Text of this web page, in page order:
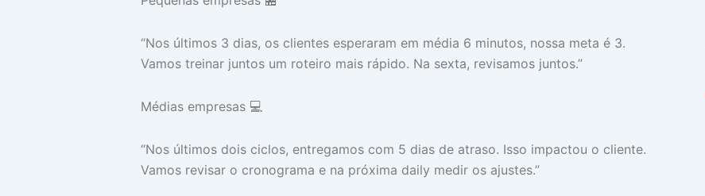
“Nos últimos 3 dias, os clientes esperaram em média 6 minutos, nossa meta é 3.
Vamos treinar juntos um roteiro mais rápido. Na sexta, revisamos juntos.”
Médias empresas 💻
“Nos últimos dois ciclos, entregamos com 5 dias de atraso. Isso impactou o cliente.
Vamos revisar o cronograma e na próxima daily medir os ajustes.”